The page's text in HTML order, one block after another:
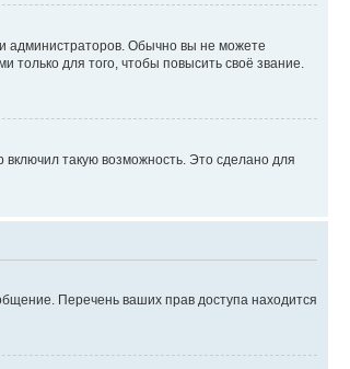
администраторов. Обычно вы не можете
для того, чтобы повысить своё звание.
такую возможность. Это сделано для
Перечень ваших прав доступа находится